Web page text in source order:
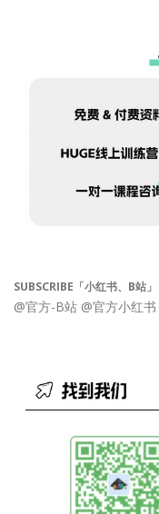
SUBSCRIBE「小红书、B站」
@官方-B站 @官方小红书